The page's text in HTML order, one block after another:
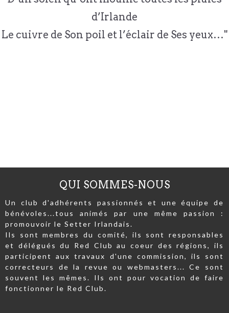
d’Irlande
Le cuivre de Son poil et l’éclair de Ses yeux…"
QUI SOMMES-NOUS
Un club d'adhérents passionnés et une équipe de
bénévoles...tous animés par une même passion :
promouvoir le Setter Irlandais.
Ils sont membres du comité, ils sont responsables
et délégués du Red Club au coeur des régions, ils
participent aux travaux d'une commission, ils sont
correcteurs de la revue ou webmasters... Ce sont
souvent les mêmes. Ils ont pour vocation de faire
fonctionner le Red Club.